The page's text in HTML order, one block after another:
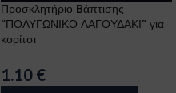
Προσκλητήριο Bάπτισης
“ΠΟΛΥΓΩΝΙΚΟ ΛΑΓΟΥΔΑΚΙ” για
κορίτσι
1.10 €